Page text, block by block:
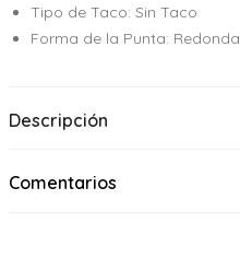
Tipo de Taco: Sin Taco
Forma de la Punta: Redonda
Descripción
Comentarios